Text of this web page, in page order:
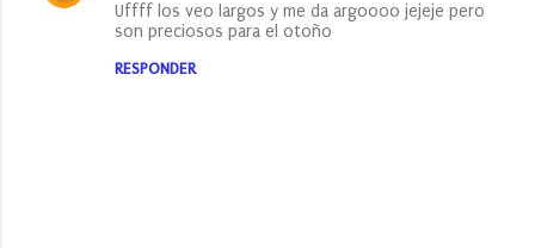
Uffff los veo largos y me da argoooo jejeje pero
son preciosos para el otoño
RESPONDER